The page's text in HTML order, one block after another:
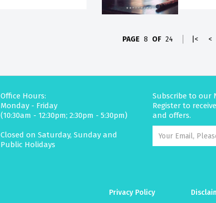
PAGE 8 OF 24 |< <
Office Hours:
Monday - Friday
(10:30am - 12:30pm; 2:30pm - 5:30pm)
Closed on Saturday, Sunday and
Public Holidays
Subscribe to our
Register to
and offers.
Privacy Policy